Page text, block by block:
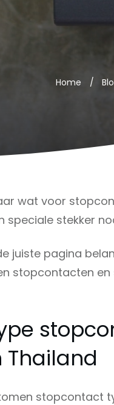
Home /
wat voor
speciale stekker
juiste pagina
stopcontacten en
Thailand
stopcontact